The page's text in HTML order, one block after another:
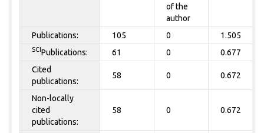
of the
author
Publications: 105 0 1.505
SCI Publications: 61 0
0.677
Cited
publications:
58 0 0.672
Non-locally
cited
publications:
58 0 0.672